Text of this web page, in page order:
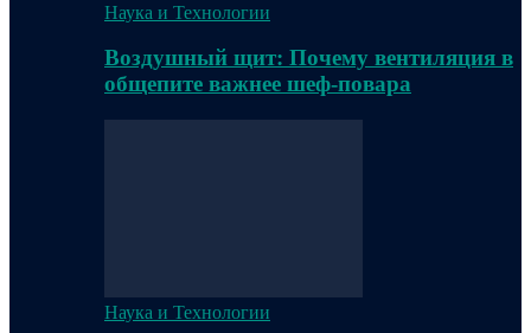
Наука и Технологии
Воздушный щит: Почему вентиляция в
общепите важнее шеф-повара
Наука и Технологии